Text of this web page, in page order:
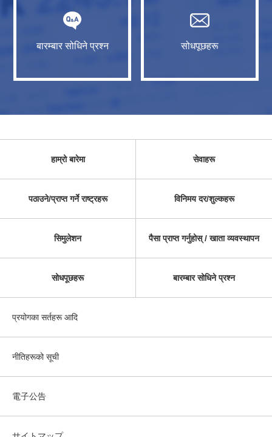
बारम्बार सोधिने प्रश्न सोधपूछहरू
हाम्रो बारेमा सेवाहरू
पठाउने/प्राप्त गर्ने राष्ट्रहरू विनिमय दर/शुल्कहरू
सिमुलेशन पैसा प्राप्त गर्नुहोस् / खाता व्यवस्थापन
सोधपूछहरू बारम्बार सोधिने प्रश्न
प्रयोगका सर्तहरू आदि
नीतिहरूको सूची
電子公告